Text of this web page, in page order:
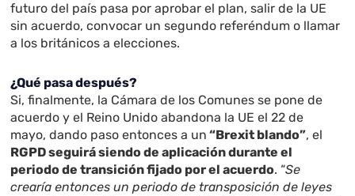
futuro del país pasa por aprobar el plan, salir de la UE
sin acuerdo, convocar un segundo referéndum o llamar
a los británicos a elecciones.
¿Qué pasa después?
Si, finalmente, la Cámara de los Comunes se pone de
acuerdo y el Reino Unido abandona la UE el 22 de
mayo, dando paso entonces a un “Brexit blando”, el
RGPD seguirá siendo de aplicación durante el
periodo de transición fijado por el acuerdo. “Se
crearía entonces un periodo de transposición de leyes